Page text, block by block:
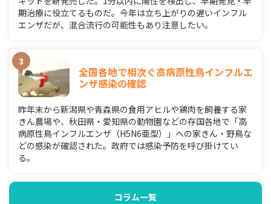
期治療に役立てるものだ。今年は立ち上がりの遅いインフル
エンザだが、混合流行の可能性もあり注意したい。
全国各地で相次ぐ高病原性鳥インフルエ
ンザ感染の確認
昨年末から新潟県や青森県の食用アヒルや鶏肉を飼養する家
きん農場や、秋田県・愛知県の動物園などの存国各地で「高
病原性鳥インフルエンザ（H5N6亜型）」への家きん・野鳥な
どの感染が確認された。政府では感染予防を呼び掛けてい
る。
コラム一覧